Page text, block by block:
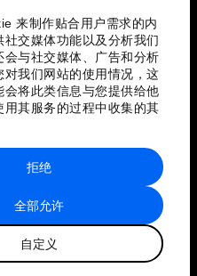
来制作贴合用户需求的内
社交媒体功能以及分析我们
会与社交媒体、广告和分析
对我们网站的使用情况，这
会将此类信息与您提供给他
用其服务的过程中收集的其
全部允许
自定义
拒绝
图
经济论坛